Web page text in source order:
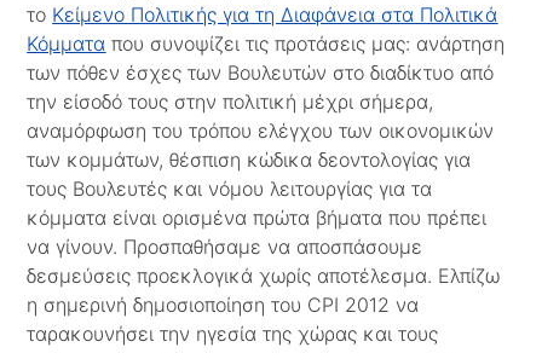
το Κείμενο Πολιτικής για τη Διαφάνεια στα Πολιτικά
Κόμματα που συνοψίζει τις προτάσεις μας: ανάρτηση
των πόθεν έσχες των Βουλευτών στο διαδίκτυο από
την είσοδό τους στην πολιτική μέχρι σήμερα,
αναμόρφωση του τρόπου ελέγχου των οικονομικών
των κομμάτων, θέσπιση κώδικα δεοντολογίας για
τους Βουλευτές και νόμου λειτουργίας για τα
κόμματα είναι ορισμένα πρώτα βήματα που πρέπει
να γίνουν. Προσπαθήσαμε να αποσπάσουμε
δεσμεύσεις προεκλογικά χωρίς αποτέλεσμα. Ελπίζω
η σημερινή δημοσιοποίηση του CPI 2012 να
ταρακουνήσει την ηγεσία της χώρας και τους